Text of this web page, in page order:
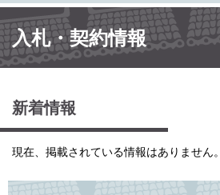
で
す
。
ば
し
て
本
文 入札・契約情報
新着情報
現在、掲載されている情報はありません。